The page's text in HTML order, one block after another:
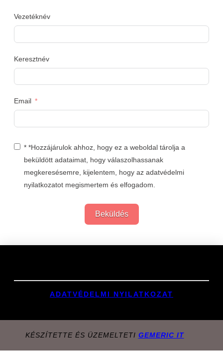
Vezetéknév
Keresztnév
Email
* *Hozzájárulok ahhoz, hogy ez a weboldal tárolja a
beküldött adataimat, hogy válaszolhassanak
megkeresésemre, kijelentem, hogy az adatvédelmi
nyilatkozatot megismertem és elfogadom.
Beküldés
ADATVÉDELMI NYILATKOZAT
KÉSZÍTETTE ÉS ÜZEMELTETI GEMERIC IT